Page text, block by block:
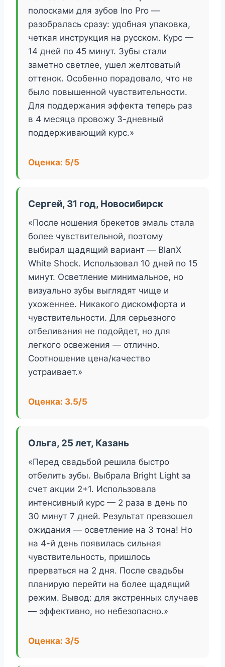
полосками для зубов Ino Pro —
разобралась сразу: удобная упаковка,
четкая инструкция на русском. Курс —
14 дней по 45 минут. Зубы стали
заметно светлее, ушел желтоватый
оттенок. Особенно порадовало, что не
было повышенной чувствительности.
Для поддержания эффекта теперь раз
в 4 месяца провожу 3-дневный
поддерживающий курс.»
Оценка: 5/5
Сергей, 31 год, Новосибирск
«После ношения брекетов эмаль стала
более чувствительной, поэтому
выбирал щадящий вариант — BlanX
White Shock. Использовал 10 дней по 15
минут. Осветление минимальное, но
визуально зубы выглядят чище и
ухоженнее. Никакого дискомфорта и
чувствительности. Для серьезного
отбеливания не подойдет, но для
легкого освежения — отлично.
Соотношение цена/качество
устраивает.»
Оценка: 3.5/5
Ольга, 25 лет, Казань
«Перед свадьбой решила быстро
отбелить зубы. Выбрала Bright Light за
счет акции 2+1. Использовала
интенсивный курс — 2 раза в день по
30 минут 7 дней. Результат превзошел
ожидания — осветление на 3 тона! Но
на 4-й день появилась сильная
чувствительность, пришлось
прерваться на 2 дня. После свадьбы
планирую перейти на более щадящий
режим. Вывод: для экстренных случаев
— эффективно, но небезопасно.»
Оценка: 3/5